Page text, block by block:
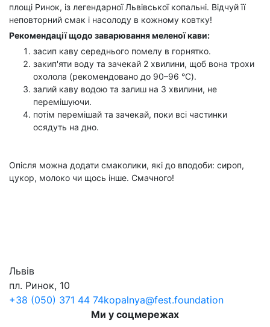
площі Ринок, із легендарної Львівської копальні. Відчуй її
неповторний смак і насолоду в кожному ковтку!
Рекомендації щодо заварювання меленої кави:
засип каву середнього помелу в горнятко.
закип'яти воду та зачекай 2 хвилини, щоб вона трохи
охолола (рекомендовано до 90–96 °C).
залий каву водою та залиш на 3 хвилини, не
перемішуючи.
потім перемішай та зачекай, поки всі частинки
осядуть на дно.
Опісля можна додати смаколики, які до вподоби: сироп,
цукор, молоко чи щось інше. Смачного!
Львів
пл. Ринок, 10
+38 (050) 371 44 74kopalnya@fest.foundation
Ми у соцмережах